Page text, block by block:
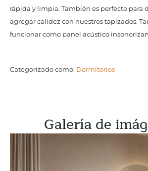
rápida y limpia. También es perfecto para
agregar calidez con nuestros tapizados.
funcionar como panel acústico
Categorizado como: Dormitorios
Galería de